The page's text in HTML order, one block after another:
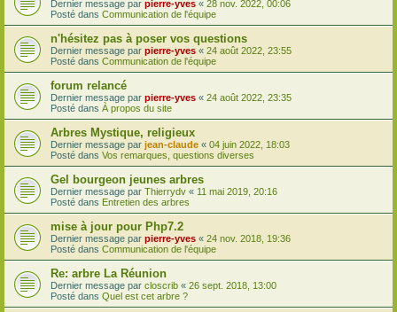
Dernier message par pierre-yves « 28 nov. 2022, 00:06
Posté dans Communication de l'équipe
n'hésitez pas à poser vos questions
Dernier message par pierre-yves « 24 août 2022, 23:55
Posté dans Communication de l'équipe
forum relancé
Dernier message par pierre-yves « 24 août 2022, 23:35
Posté dans À propos du site
Arbres Mystique, religieux
Dernier message par jean-claude « 04 juin 2022, 18:03
Posté dans Vos remarques, questions diverses
Gel bourgeon jeunes arbres
Dernier message par Thierrydv « 11 mai 2019, 20:16
Posté dans Entretien des arbres
mise à jour pour Php7.2
Dernier message par pierre-yves « 24 nov. 2018, 19:36
Posté dans Communication de l'équipe
Re: arbre La Réunion
Dernier message par closcrib « 26 sept. 2018, 13:00
Posté dans Quel est cet arbre ?